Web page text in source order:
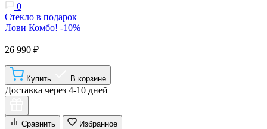
0
Стекло в подарок
Лови Комбо! -10%
26 990 ₽
Купить В корзине
Доставка через 4-10 дней
Сравнить Избранное